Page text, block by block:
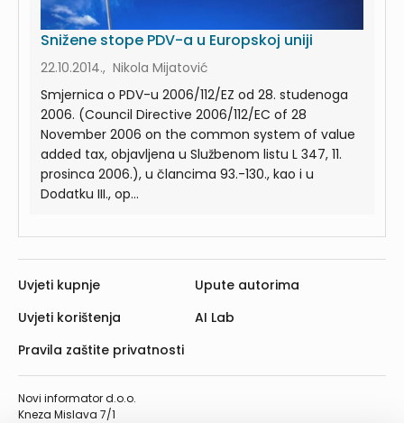
Snižene stope PDV-a u Europskoj uniji
22.10.2014., Nikola Mijatović
Smjernica o PDV-u 2006/112/EZ od 28. studenoga
2006. (Council Directive 2006/112/EC of 28
November 2006 on the common system of value
added tax, objavljena u Službenom listu L 347, 11.
prosinca 2006.), u člancima 93.-130., kao i u
Dodatku III., op...
Novi informator d.o.o.
Kneza Mislava 7/1
Uvjeti kupnje
Uvjeti korištenja
Pravila zaštite privatnosti
Upute autorima
AI Lab